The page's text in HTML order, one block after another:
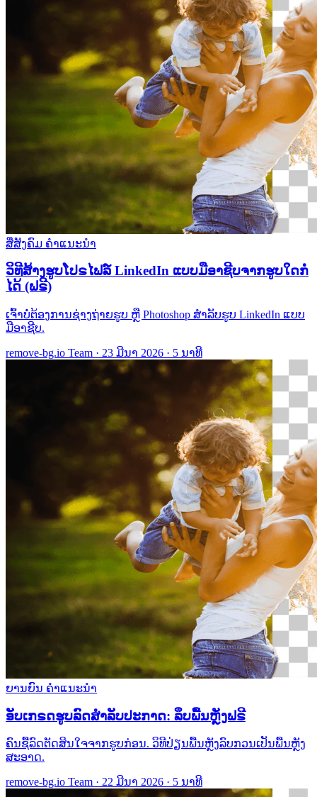
ສື່ສັງຄົມ ຄຳແນະນຳ
ວິທີສ້າງຮູບໂປຣໄຟລ໌ LinkedIn ແບບມືອາຊີບຈາກຮູບໃດກໍ່
ໄດ້ (ຟຣີ)
ເຈົ້າບໍ່ຕ້ອງການຊ່າງຖ່າຍຮູບ ຫຼື Photoshop ສຳລັບຮູບ LinkedIn ແບບ
ມືອາຊີບ.
remove-bg.io Team · 23 ມີນາ 2026 · 5 ນາທີ
ຍານຍົນ ຄຳແນະນຳ
ອັບເກຣດຮູບລົດສຳລັບປະກາດ: ລຶບພື້ນຫຼັງຟຣີ
ຄົນຊື້ລົດຕັດສິນໃຈຈາກຮູບກ່ອນ. ວິທີປ່ຽນພື້ນຫຼັງລົບກວນເປັນພື້ນຫຼັງ
ສະອາດ.
remove-bg.io Team · 22 ມີນາ 2026 · 5 ນາທີ